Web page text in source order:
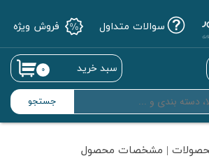
جستجو
۰ سبد خرید
سوالات متداول فروش ویژه
| مشخصات محصول